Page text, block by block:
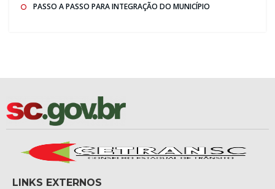
PASSO A PASSO PARA INTEGRAÇÃO DO MUNICÍPIO
LINKS EXTERNOS